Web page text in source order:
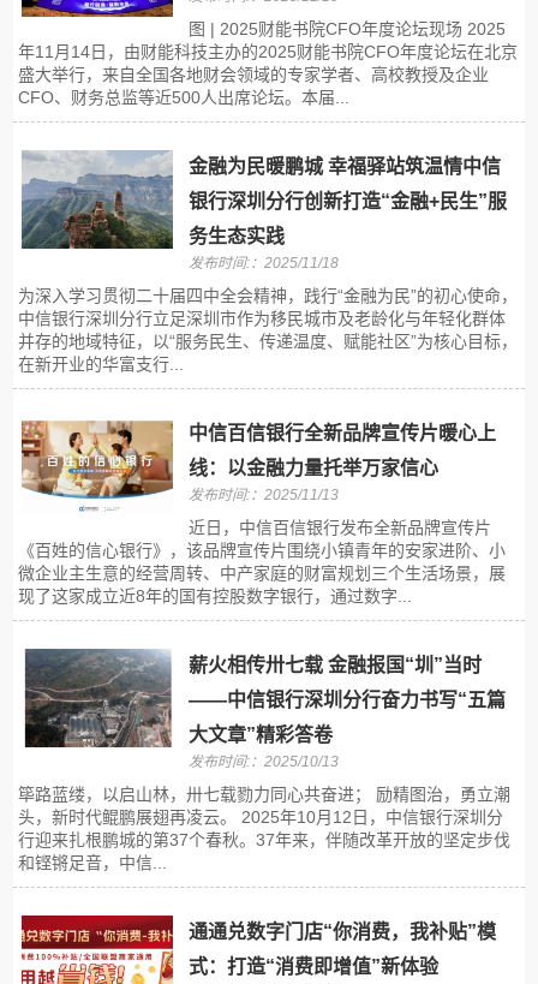
图 | 2025财能书院CFO年度论坛现场 2025
年11月14日，由财能科技主办的2025财能书院CFO年度论坛在北京
盛大举行，来自全国各地财会领域的专家学者、高校教授及企业
CFO、财务总监等近500人出席论坛。本届...
金融为民暖鹏城 幸福驿站筑温情中信
银行深圳分行创新打造“金融+民生”服
务生态实践
发布时间:：2025/11/18
为深入学习贯彻二十届四中全会精神，践行“金融为民”的初心使命，
中信银行深圳分行立足深圳市作为移民城市及老龄化与年轻化群体
并存的地域特征，以“服务民生、传递温度、赋能社区”为核心目标，
在新开业的华富支行...
中信百信银行全新品牌宣传片暖心上
线：以金融力量托举万家信心
发布时间:：2025/11/13
近日，中信百信银行发布全新品牌宣传片
《百姓的信心银行》，该品牌宣传片围绕小镇青年的安家进阶、小
微企业主生意的经营周转、中产家庭的财富规划三个生活场景，展
现了这家成立近8年的国有控股数字银行，通过数字...
薪火相传卅七载 金融报国“圳”当时
——中信银行深圳分行奋力书写“五篇
大文章”精彩答卷
发布时间:：2025/10/13
筚路蓝缕，以启山林，卅七载勠力同心共奋进； 励精图治，勇立潮
头，新时代鲲鹏展翅再凌云。 2025年10月12日，中信银行深圳分
行迎来扎根鹏城的第37个春秋。37年来，伴随改革开放的坚定步伐
和铿锵足音，中信...
通通兑数字门店“你消费，我补贴”模
式：打造“消费即增值”新体验